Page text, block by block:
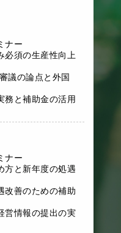
ナー
必須の生産性向上
議の論点と外国
務と補助金の活用
ナー
方と新年度の処遇
改善のための補助
営情報の提出の実